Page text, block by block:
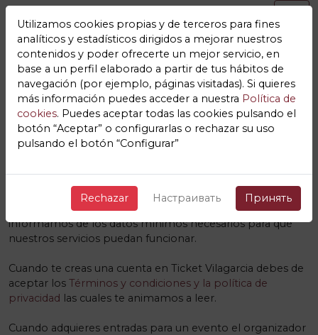
Los datos mínimos para la
correcta prestación de los
servicios Ticket Vilagarcia
Nos gusta la transparencia y que nuestros usuarios y sus
datos se encuentren protegidos, es por ello que
informamos de los datos mínimos necesarios para que
nuestros servicios puedan funcionar.
Cuando te creas una cuenta en Ticket Vilagarcia debes de
aceptar los Términos y condiciones y la política de
privacidad las cuales te animamos a leer.
Cuando adquieres entradas para un evento el organizador
Utilizamos cookies propias y de terceros para fines
analíticos y estadísticos dirigidos a mejorar nuestros
contenidos y poder ofrecerte un mejor servicio, en
base a un perfil elaborado a partir de tus hábitos de
navegación (por ejemplo, páginas visitadas). Si quieres
más información puedes acceder a nuestra Política de
cookies. Puedes aceptar todas las cookies pulsando el
botón “Aceptar” o configurarlas o rechazar su uso
pulsando el botón “Configurar”
Rechazar Настраивать Принять